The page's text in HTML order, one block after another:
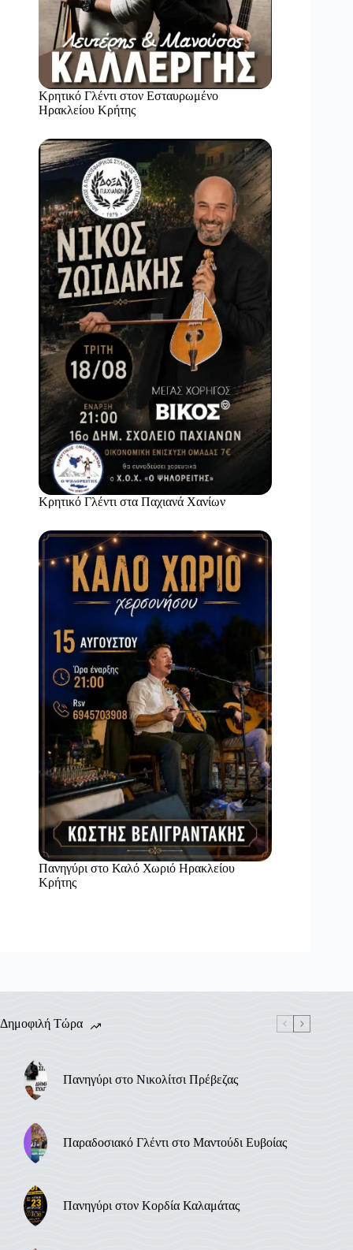
Κρητικό Γλέντι στον Εσταυρωμένο
Ηρακλείου Κρήτης
Κρητικό Γλέντι στα Παχιανά Χανίων
Πανηγύρι στο Καλό Χωριό Ηρακλείου
Κρήτης
Δημοφιλή Τώρα
Πανηγύρι στο Νικολίτσι Πρέβεζας
Παραδοσιακό Γλέντι στο Μαντούδι Ευβοίας
Πανηγύρι στον Κορδία Καλαμάτας